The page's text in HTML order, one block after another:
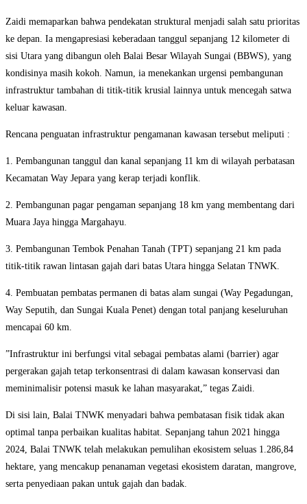
​Zaidi memaparkan bahwa pendekatan struktural menjadi salah satu prioritas
ke depan. Ia mengapresiasi keberadaan tanggul sepanjang 12 kilometer di
sisi Utara yang dibangun oleh Balai Besar Wilayah Sungai (BBWS), yang
kondisinya masih kokoh. Namun, ia menekankan urgensi pembangunan
infrastruktur tambahan di titik-titik krusial lainnya untuk mencegah satwa
keluar kawasan.
​Rencana penguatan infrastruktur pengamanan kawasan tersebut meliputi :
1. ​Pembangunan tanggul dan kanal sepanjang 11 km di wilayah perbatasan
Kecamatan Way Jepara yang kerap terjadi konflik.
2. ​Pembangunan pagar pengaman sepanjang 18 km yang membentang dari
Muara Jaya hingga Margahayu.
3. ​Pembangunan Tembok Penahan Tanah (TPT) sepanjang 21 km pada
titik-titik rawan lintasan gajah dari batas Utara hingga Selatan TNWK.
4. ​Pembuatan pembatas permanen di batas alam sungai (Way Pegadungan,
Way Seputih, dan Sungai Kuala Penet) dengan total panjang keseluruhan
mencapai 60 km.
​”Infrastruktur ini berfungsi vital sebagai pembatas alami (barrier) agar
pergerakan gajah tetap terkonsentrasi di dalam kawasan konservasi dan
meminimalisir potensi masuk ke lahan masyarakat,” tegas Zaidi.
​Di sisi lain, Balai TNWK menyadari bahwa pembatasan fisik tidak akan
optimal tanpa perbaikan kualitas habitat. Sepanjang tahun 2021 hingga
2024, Balai TNWK telah melakukan pemulihan ekosistem seluas 1.286,84
hektare, yang mencakup penanaman vegetasi ekosistem daratan, mangrove,
serta penyediaan pakan untuk gajah dan badak.